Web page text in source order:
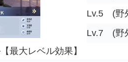
Lv.5
(野
Lv.7
(野
最大レベル効果】